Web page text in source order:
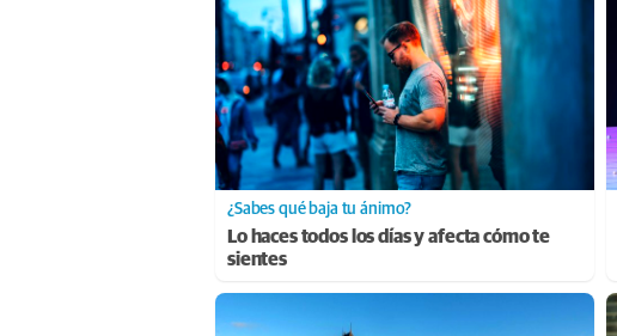
¿Sabes qué baja tu ánimo?
Lo haces todos los días y afecta cómo te
sientes